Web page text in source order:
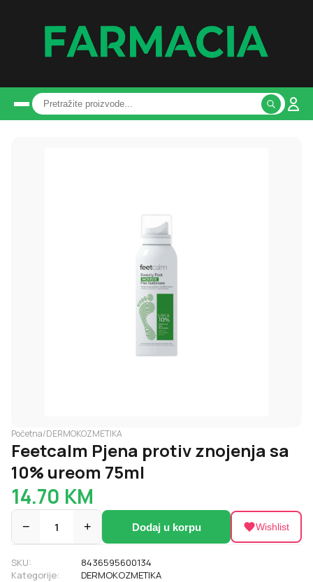
Početna/DERMOKOZMETIKA
Feetcalm Pjena protiv znojenja sa
10% ureom 75ml
14.70 KM
− 1 + Dodaj u korpu Wishlist
SKU:
8436595600134
Kategorije:
DERMOKOZMETIKA